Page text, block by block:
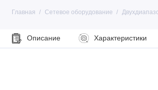
Главная Сетевое оборудование
Описание Характеристики